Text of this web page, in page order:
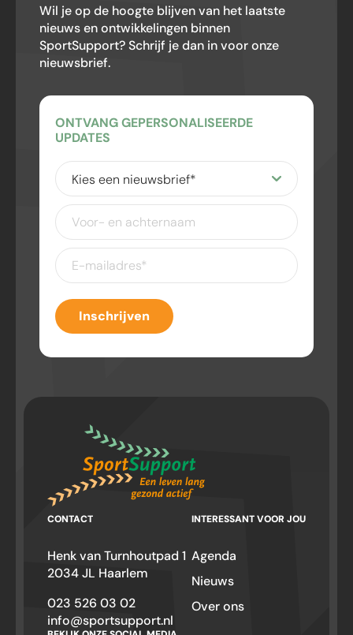
Wil je op de hoogte blijven van het laatste
nieuws en ontwikkelingen binnen
SportSupport? Schrijf je dan in voor onze
nieuwsbrief.
ONTVANG GEPERSONALISEERDE
UPDATES
Kies
een
nieuwsbrief(Vereist)
Voor-
en
achternaam
E-
mailadres(Vereist)
Inschrijven
CONTACT
Henk van Turnhoutpad 1
2034 JL Haarlem
023 526 03 02
info@sportsupport.nl
INTERESSANT VOOR JOU
Agenda
Nieuws
Over ons